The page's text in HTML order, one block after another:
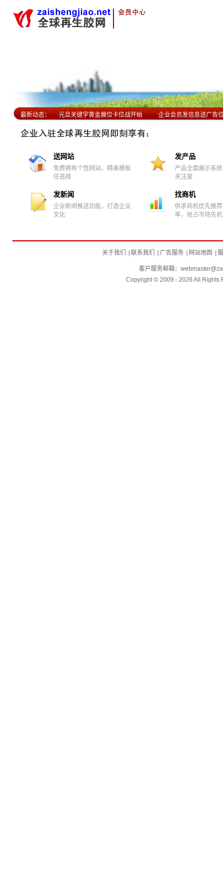
最新动态： ·元旦关键字黄金展位卡位战开始 ·企业会员发信息送广告
送网站
免费拥有个性网站，精美模板
任选择
发产品
产品全面展示系
关注度
发新闻
企业新闻推送功能，打造企业
文化
找商机
供求商机优先推
率，抢占市场先机
关于我们 联系我们 广告服务 网站地图
客户服务邮箱：
Copyright © 2009 - 2026 All Rights